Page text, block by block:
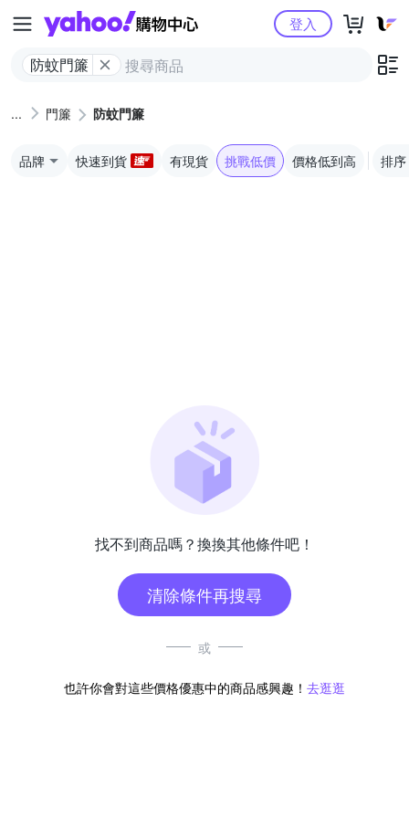
Yahoo購物中心
防蚊門簾
登入
門簾 防蚊門簾
品牌 快速到貨 有現貨 挑戰低價 價格低到高 排序
找不到商品嗎？換換其他條件吧！
清除條件再搜尋
或
也許你會對這些價格優惠中的商品感興趣！ 去逛逛